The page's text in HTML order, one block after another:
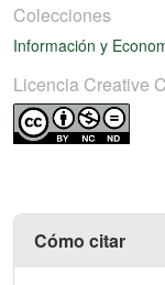
Colecciones
Información y
Licencia Creative
Cómo citar